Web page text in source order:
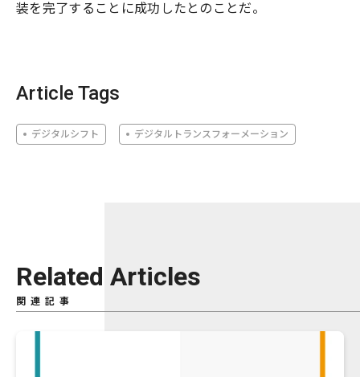
装を完了することに成功したとのことだ。
Article Tags
デジタルシフト デジタルトランスフォーメーション
Related Articles
関連記事